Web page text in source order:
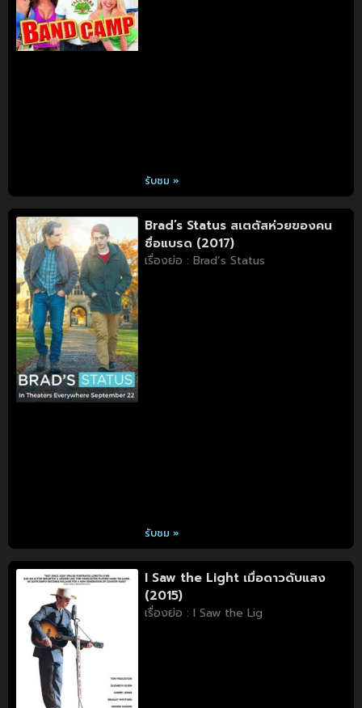
รับชม »
Brad’s Status สเตตัสห่วยของคน
ชื่อแบรด (2017)
เรื่องย่อ : Brad’s Status
รับชม »
I Saw the Light เมื่อดาวดับแสง
(2015)
เรื่องย่อ : I Saw the Lig